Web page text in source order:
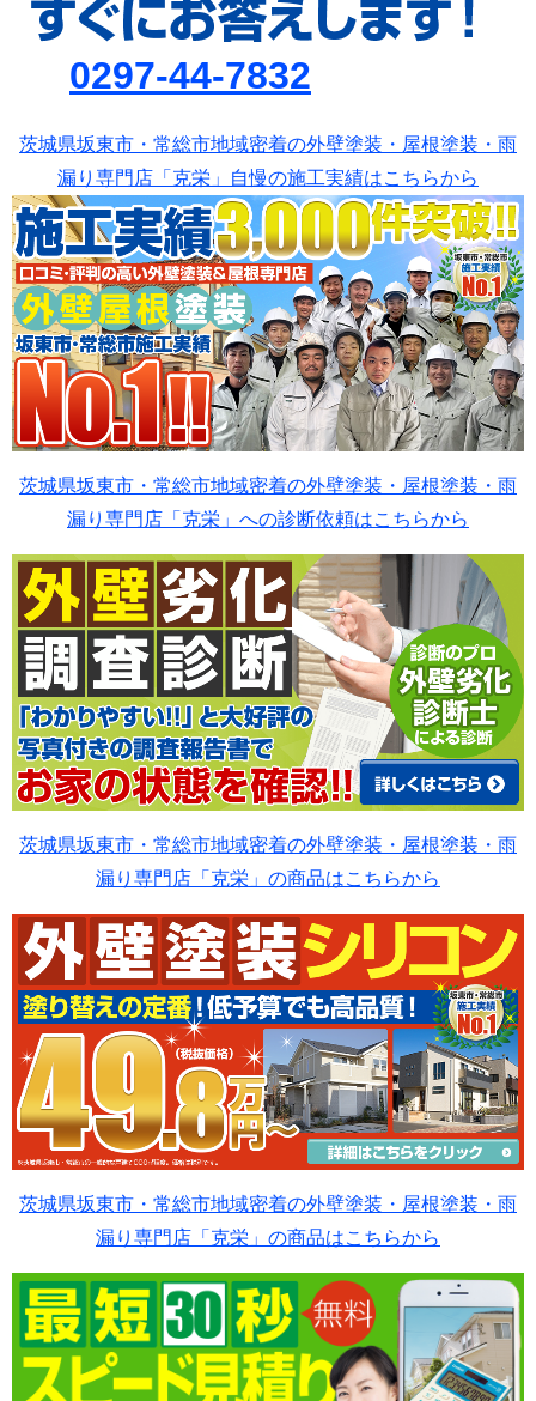
0297-44-7832
茨城県坂東市・常総市地域密着の外壁塗装・屋根塗装・雨
漏り専門店「克栄」自慢の施工実績はこちらから
茨城県坂東市・常総市地域密着の外壁塗装・屋根塗装・雨
漏り専門店「克栄」への診断依頼はこちらから
茨城県坂東市・常総市地域密着の外壁塗装・屋根塗装・雨
漏り専門店「克栄」の商品はこちらから
茨城県坂東市・常総市地域密着の外壁塗装・屋根塗装・雨
漏り専門店「克栄」の商品はこちらから